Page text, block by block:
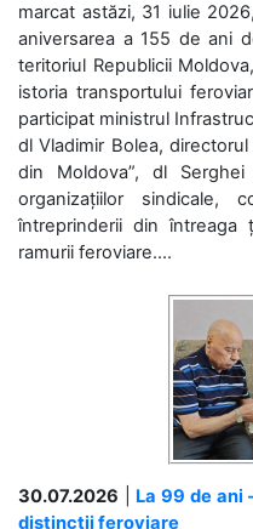
marcat astăzi, 31 iulie
aniversarea a 155 de ani
teritoriul Republicii
istoria transportului
participat ministrul
dl Vladimir Bolea,
din Moldova”, dl
organizațiilor sindicale,
întreprinderii din întreaga
ramurii feroviare....
30.07.2026
La 99 de ani
distincții feroviare